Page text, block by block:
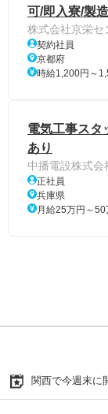
可/即入寮/製
株式会社京栄セ
契約社員
京都府
時給1,200円～
電気工事スタ
あり
中播電設株式会
正社員
兵庫県
月給25万円～50
関西で今週末に